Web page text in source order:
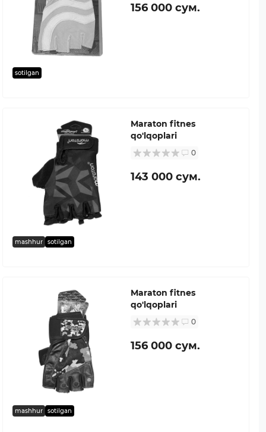
sotilgan
156 000 сум.
mashhur sotilgan
Maraton fitnes
qo'lqoplari
0
143 000 сум.
mashhur sotilgan
Maraton fitnes
qo'lqoplari
0
156 000 сум.